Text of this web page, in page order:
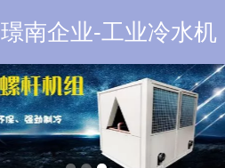
璟南企业-工业冷水机